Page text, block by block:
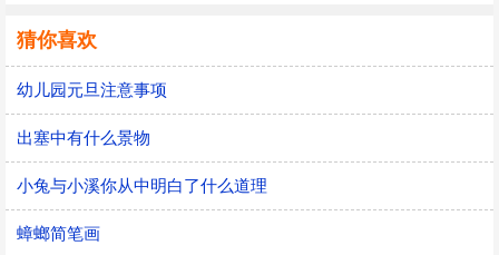
猜你喜欢
幼儿园元旦注意事项
出塞中有什么景物
小兔与小溪你从中明白了什么道理
蟑螂简笔画